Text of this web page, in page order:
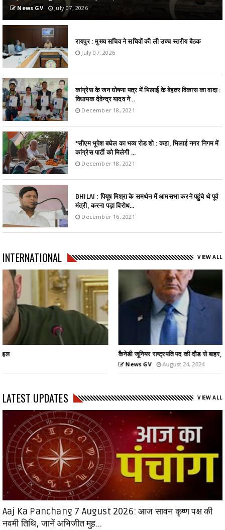
News GV July 07, 2026
रायपुर : मुख्य सचिव ने सचिवों की ली उच्च स्तरीय बैठक
July 07, 2026
कांग्रेस के जन घोषणा पत्र में भिलाई के बेहतर विकास का वादा :
विधायक देवेन्द्र यादव ने...
December 18, 2021
*सीएम भूपेश बघेल का भव्य रोड शो : कहा, भिलाई नगर निगम में
कांग्रेस पार्टी को मिलेगी ...
December 18, 2021
BHILAI : पियूष मिश्रा के समर्थन में आमसभा करने पहुंचे थे पूर्व
मंत्री, करना पड़ा विरोध...
December 16, 2021
INTERNATIONAL VIEW ALL
कैनेडी जूनियर राष्ट्रपति पद की दौड से बाहर, ट्रम्प का समर्थन...
LATEST UPDATES VIEW ALL
Aaj Ka Panchang 7 August 2026: आज सावन कृष्ण पक्ष की
नवमी तिथि, जानें अभिजीत मुह...